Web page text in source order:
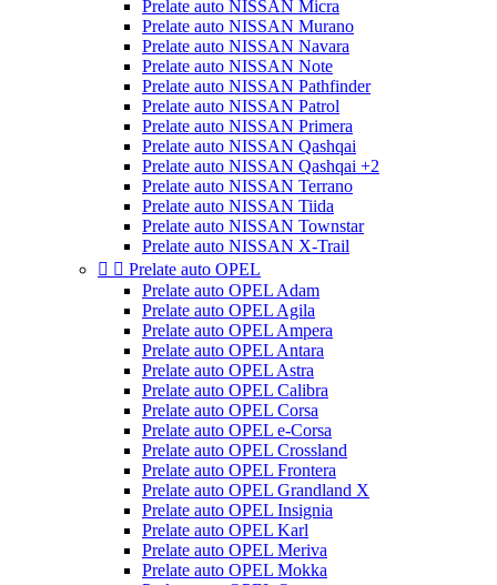
Prelate auto NISSAN Micra
Prelate auto NISSAN Murano
Prelate auto NISSAN Navara
Prelate auto NISSAN Note
Prelate auto NISSAN Pathfinder
Prelate auto NISSAN Patrol
Prelate auto NISSAN Primera
Prelate auto NISSAN Qashqai
Prelate auto NISSAN Qashqai +2
Prelate auto NISSAN Terrano
Prelate auto NISSAN Tiida
Prelate auto NISSAN Townstar
Prelate auto NISSAN X-Trail
  Prelate auto OPEL
Prelate auto OPEL Adam
Prelate auto OPEL Agila
Prelate auto OPEL Ampera
Prelate auto OPEL Antara
Prelate auto OPEL Astra
Prelate auto OPEL Calibra
Prelate auto OPEL Corsa
Prelate auto OPEL e-Corsa
Prelate auto OPEL Crossland
Prelate auto OPEL Frontera
Prelate auto OPEL Grandland X
Prelate auto OPEL Insignia
Prelate auto OPEL Karl
Prelate auto OPEL Meriva
Prelate auto OPEL Mokka